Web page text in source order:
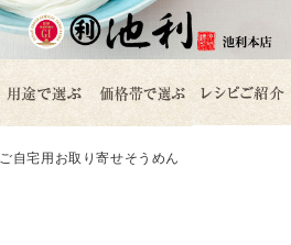
ご自宅用お取り寄せそうめん